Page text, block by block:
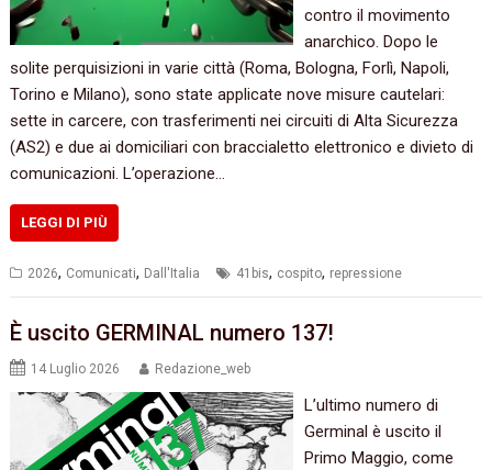
contro il movimento
anarchico. Dopo le
solite perquisizioni in varie città (Roma, Bologna, Forlì, Napoli,
Torino e Milano), sono state applicate nove misure cautelari:
sette in carcere, con trasferimenti nei circuiti di Alta Sicurezza
(AS2) e due ai domiciliari con braccialetto elettronico e divieto di
comunicazioni. L’operazione…
LEGGI DI PIÙ
2026, Comunicati, Dall'Italia 41bis, cospito, repressione
È uscito GERMINAL numero 137!
14 Luglio 2026 Redazione_web
L’ultimo numero di
Germinal è uscito il
Primo Maggio, come